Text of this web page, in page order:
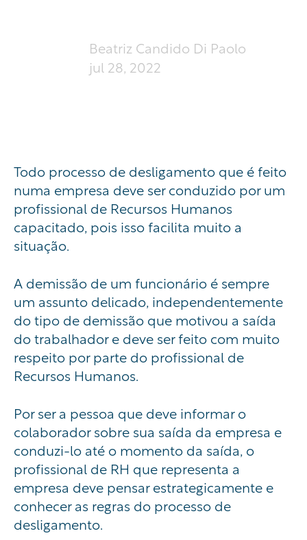
Beatriz Candido Di Paolo
jul 28, 2022
Todo processo de desligamento que é feito
numa empresa deve ser conduzido por um
profissional de Recursos Humanos
capacitado, pois isso facilita muito a
situação.
A demissão de um funcionário é sempre
um assunto delicado, independentemente
do tipo de demissão que motivou a saída
do trabalhador e deve ser feito com muito
respeito por parte do profissional de
Recursos Humanos.
Por ser a pessoa que deve informar o
colaborador sobre sua saída da empresa e
conduzi-lo até o momento da saída, o
profissional de RH que representa a
empresa deve pensar estrategicamente e
conhecer as regras do processo de
desligamento.